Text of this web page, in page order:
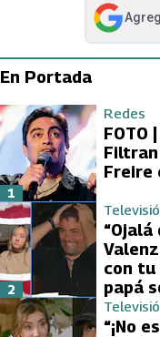
abre en
En Portada
Redes
FOTO
Freire
1
“Ojalá
con tu
papá
2
“¡No